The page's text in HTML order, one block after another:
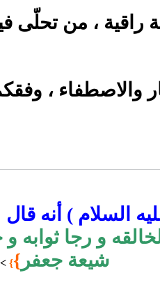
، من تحلّى
والاصطفاء ،
السلام ) أنه قال
و رجا ثوابه
شيعة جعفر }
}
>